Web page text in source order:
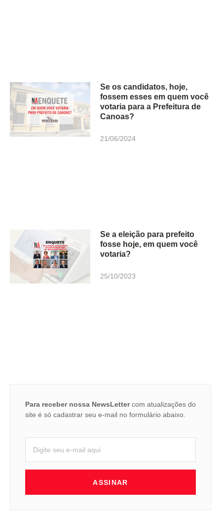
Se os candidatos, hoje,
fossem esses em quem você
votaria para a Prefeitura de
Canoas?
21/06/2024
Se a eleição para prefeito
fosse hoje, em quem você
votaria?
25/10/2023
Para receber nossa NewsLettercom atualizações do
site é só cadastrar seu e-mail no formulário abaixo.
ASSINAR